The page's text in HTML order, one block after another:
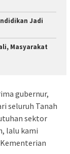
Jadi
Masyarakat
gubernur,
seluruh Tanah
sektor
lalu kami